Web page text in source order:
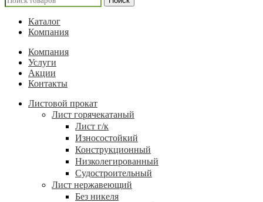
Каталог
Компания
Компания
Услуги
Акции
Контакты
Листовой прокат
Лист горячекатаный
Лист г/к
Износостойкий
Конструкционный
Низколегированный
Судостроительный
Лист нержавеющий
Без никеля